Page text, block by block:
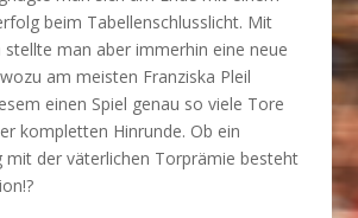
beim Tabellenschlusslicht. Mit
stellte man aber immerhin eine neue
am meisten Franziska Pleil
einen Spiel genau so viele Tore
kompletten Hinrunde. Ob ein
mit der väterlichen Torprämie besteht